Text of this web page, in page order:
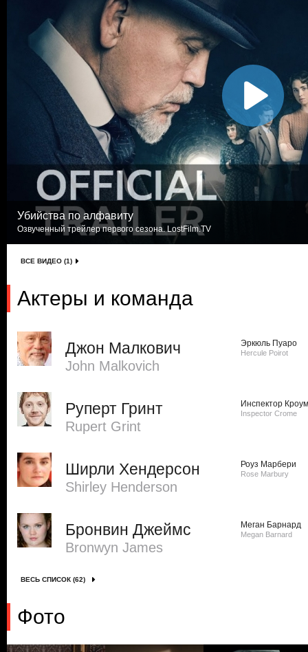
Убийства по алфавиту
Озвученный трейлер первого сезона. LostFilm.TV
ВСЕ ВИДЕО (1)
Актеры и команда
Джон Малкович
John Malkovich
Эркюль Пуаро
Hercule Poirot
Руперт Гринт
Rupert Grint
Инспектор Кроум
Inspector Crome
Ширли Хендерсон
Shirley Henderson
Роуз Марбери
Rose Marbury
Бронвин Джеймс
Bronwyn James
Меган Барнард
Megan Barnard
ВЕСЬ СПИСОК (62)
Фото